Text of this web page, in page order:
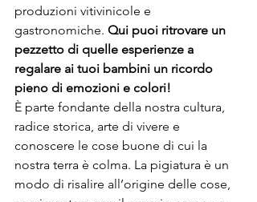
produzioni vitivinicole e
gastronomiche. Qui puoi ritrovare un
pezzetto di quelle esperienze a
regalare ai tuoi bambini un ricordo
pieno di emozioni e colori!
È parte fondante della nostra cultura,
radice storica, arte di vivere e
conoscere le cose buone di cui la
nostra terra è colma. La pigiatura è un
modo di risalire all’origine delle cose,